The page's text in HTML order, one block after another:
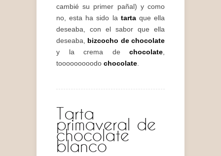
cambié su primer pañal) y como
no, esta ha sido la tartaque ella
deseaba, con el sabor que ella
deseaba, bizcocho de chocolate
y la crema de chocolate
tooooooooodo chocolate
Tarta
primaveral de
chocolate
blanco